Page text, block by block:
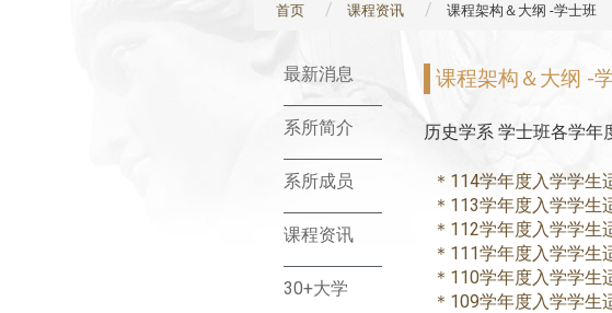
首页 课程资讯 课程架构＆大纲 -学士班
最新消息
系所简介
系所成员
课程资讯
30+大学
课程架构＆大纲 -
历史学系 学士班各学年
＊114学年度入学学生
＊113学年度入学学生
＊112学年度入学学生
＊111学年度入学学生
＊110学年度入学学生
＊109学年度入学学生